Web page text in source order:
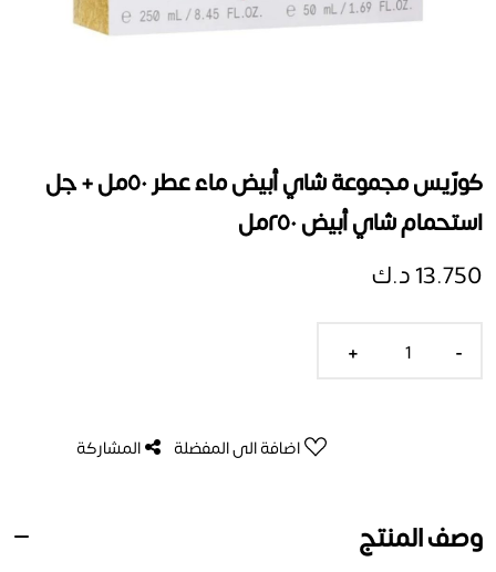
كورّيس مجموعة شاي أبيض ماء عطر ٥٠مل + جل
استحمام شاي أبيض ٢٥٠مل
13.750 د.ك
-
+
اضافة الى المفضلة المشاركة
وصف المنتج